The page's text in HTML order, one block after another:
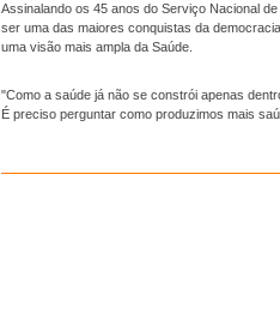
Assinalando os 45 anos do Serviço Nacional
ser uma das maiores conquistas da
uma visão mais ampla da Saúde.
"Como a saúde já não se constrói apenas
É preciso perguntar como produzimos mais